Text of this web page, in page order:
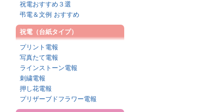
祝電おすすめ３選
弔電＆文例 おすすめ
祝電（台紙タイプ）
プリント電報
写真たて電報
ラインストーン電報
刺繍電報
押し花電報
プリザーブドフラワー電報